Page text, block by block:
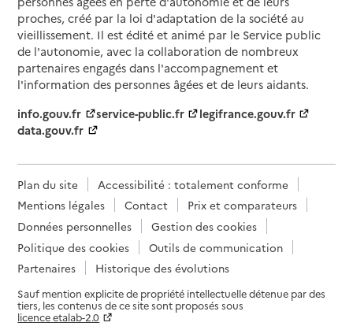
proches, créé par la loi d'adaptation de la société au
vieillissement. Il est édité et animé par le Service public
de l'autonomie, avec la collaboration de nombreux
partenaires engagés dans l'accompagnement et
l'information des personnes âgées et de leurs aidants.
info.gouv.fr
service-public.fr
legifrance.gouv.fr
data.gouv.fr
Plan du site
Accessibilité : totalement conforme
Mentions légales
Contact
Prix et comparateurs
Données personnelles
Gestion des cookies
Politique des cookies
Outils de communication
Partenaires
Historique des évolutions
Sauf mention explicite de propriété intellectuelle détenue par des
tiers, les contenus de ce site sont proposés sous
licence etalab-2.0